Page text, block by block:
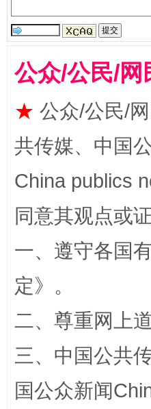
阿坝州三大球赛在茂
国家大学科技园优化
公众/公民/网
★ 公众/公民/
共传媒、中国
China publics
同意其观点或
一、遵守各国
定》。
二、尊重网上
三、中国公共
国公众新闻